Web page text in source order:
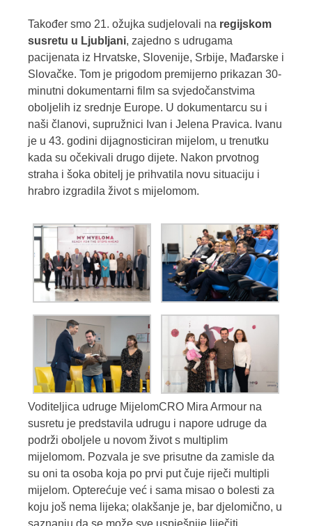
Također smo 21. ožujka sudjelovali na regijskom
susretu u Ljubljani, zajedno s udrugama
pacijenata iz Hrvatske, Slovenije, Srbije, Mađarske i
Slovačke. Tom je prigodom premijerno prikazan 30-
minutni dokumentarni film sa svjedočanstvima
oboljelih iz srednje Europe. U dokumentarcu su i
naši članovi, supružnici Ivan i Jelena Pravica. Ivanu
je u 43. godini dijagnosticiran mijelom, u trenutku
kada su očekivali drugo dijete. Nakon prvotnog
straha i šoka obitelj je prihvatila novu situaciju i
hrabro izgradila život s mijelomom.
Voditeljica udruge MijelomCRO Mira Armour na
susretu je predstavila udrugu i napore udruge da
podrži oboljele u novom život s multiplim
mijelomom. Pozvala je sve prisutne da zamisle da
su oni ta osoba koja po prvi put čuje riječi multipli
mijelom. Opterećuje već i sama misao o bolesti za
koju još nema lijeka; olakšanje je, bar djelomično, u